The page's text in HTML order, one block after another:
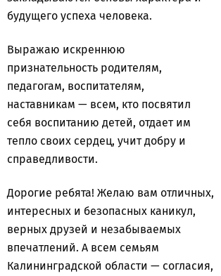
будущего успеха человека.
Выражаю искреннюю
признательность родителям,
педагогам, воспитателям,
наставникам — всем, кто посвятил
себя воспитанию детей, отдает им
тепло своих сердец, учит добру и
справедливости.
Дорогие ребята! Желаю вам отличных,
интересных и безопасных каникул,
верных друзей и незабываемых
впечатлений. А всем семьям
Калининградской области — согласия,